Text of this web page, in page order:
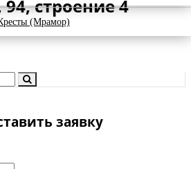
(Мрамор)
строение 4
заявку